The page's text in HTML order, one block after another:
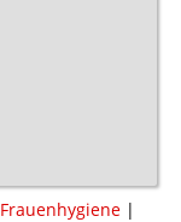
Frauenhygiene |